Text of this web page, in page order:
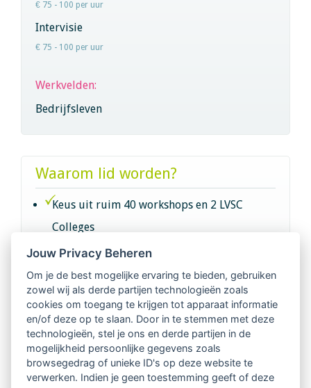
€ 75 - 100 per uur
Intervisie
€ 75 - 100 per uur
Werkvelden:
Bedrijfsleven
Waarom lid worden?
Keus uit ruim 40 workshops en 2 LVSC
Colleges
Intervisie met geregistreerde vakgenoten
Netwerk van 2100 professionals in 14
regio's
Vindbaar voor opdrachtgevers
Tijdschrift voor
Jouw Privacy Beheren
Om je de best mogelijke ervaring te bieden, gebruiken
zowel wij als derde partijen technologieën zoals
cookies om toegang te krijgen tot apparaat informatie
en/of deze op te slaan. Door in te stemmen met deze
technologieën, stel je ons en derde partijen in de
mogelijkheid persoonlijke gegevens zoals
browsegedrag of unieke ID's op deze website te
verwerken. Indien je geen toestemming geeft of deze